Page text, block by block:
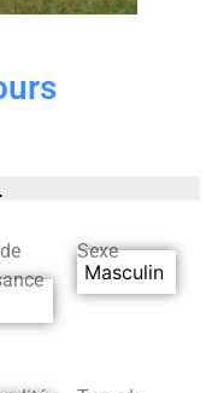
Sexe
Masculin